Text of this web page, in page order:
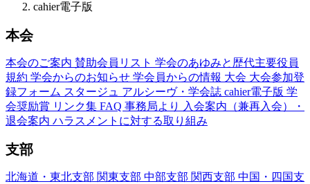
cahier電子版
本会
本会のご案内 賛助会員リスト 学会のあゆみと歴代主要役員
規約 学会からのお知らせ 学会員からの情報 大会 大会参加登
録フォーム スタージュ アルシーヴ・学会誌 cahier電子版 学
会奨励賞 リンク集 FAQ 事務局より
入会案内（兼再入会）・
退会案内 ハラスメントに対する取り組み
支部
北海道・東北支部 関東支部 中部支部 関西支部 中国・四国支